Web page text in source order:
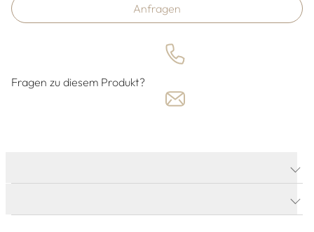
Anfragen
Fragen zu diesem Produkt?